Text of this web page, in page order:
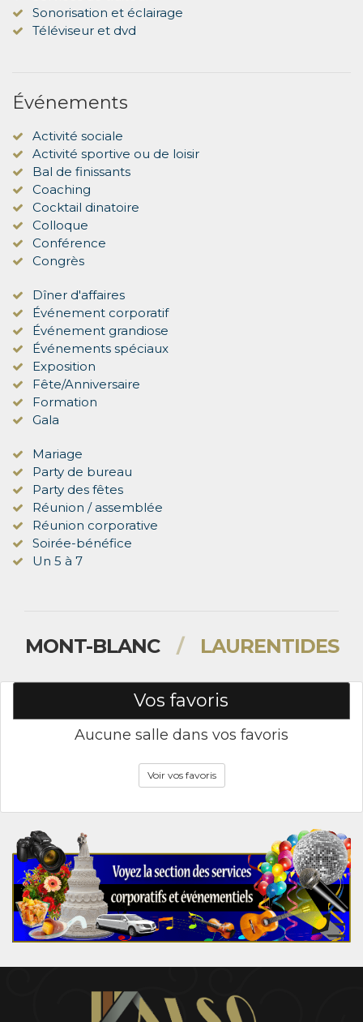
Sonorisation et éclairage
Téléviseur et dvd
Événements
Activité sociale
Activité sportive ou de loisir
Bal de finissants
Coaching
Cocktail dinatoire
Colloque
Conférence
Congrès
Dîner d'affaires
Événement corporatif
Événement grandiose
Événements spéciaux
Exposition
Fête/Anniversaire
Formation
Gala
Mariage
Party de bureau
Party des fêtes
Réunion / assemblée
Réunion corporative
Soirée-bénéfice
Un 5 à 7
MONT-BLANC / LAURENTIDES
Vos favoris
Aucune salle dans vos favoris
Voir vos favoris